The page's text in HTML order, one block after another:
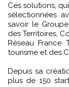
Ces solutions,
sélectionnées
savoir le
des Territoires,
Réseau France
tourisme et des
Depuis sa
plus de 150